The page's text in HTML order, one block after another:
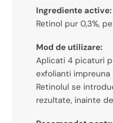
Ingrediente active:
Retinol pur 0,3%,
Mod de utilizare:
Aplicati 4 picaturi
exfolianti
Retinolul se
rezultate, inainte